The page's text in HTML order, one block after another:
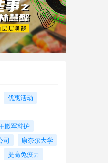
优惠活动
撤军辩护
司
康奈尔大学
提高免疫力